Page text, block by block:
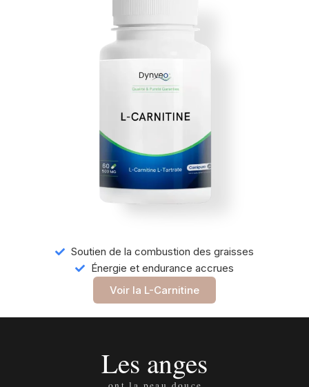
Soutien de la combustion des graisses
Énergie et endurance accrues
Voir la L-Carnitine